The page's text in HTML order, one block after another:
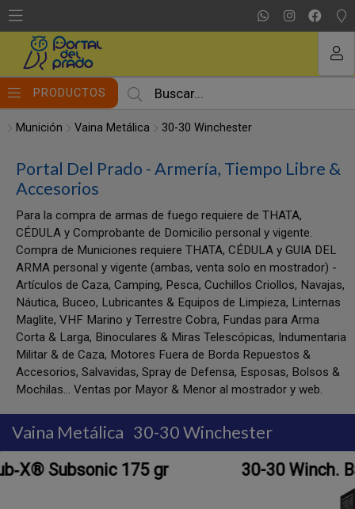
PRODUCTOS
Munición Vaina Metálica 30-30 Winchester
Portal Del Prado - Armería, Tiempo Libre &
Accesorios
Para la compra de armas de fuego requiere de THATA,
CÉDULA y Comprobante de Domicilio personal y vigente.
Compra de Municiones requiere THATA, CÉDULA y GUIA DEL
ARMA personal y vigente (ambas, venta solo en mostrador) -
Artículos de Caza, Camping, Pesca, Cuchillos Criollos, Navajas,
Náutica, Buceo, Lubricantes & Equipos de Limpieza, Linternas
Maglite, VHF Marino y Terrestre Cobra, Fundas para Arma
Corta & Larga, Binoculares & Miras Telescópicas, Indumentaria
Militar & de Caza, Motores Fuera de Borda Repuestos &
Accesorios, Salvavidas, Spray de Defensa, Esposas, Bolsos &
Mochilas... Ventas por Mayor & Menor al mostrador y web.
Vaina Metálica 30-30 Winchester
30-30 Winch. Ballistic Silvertip® 160 gr.